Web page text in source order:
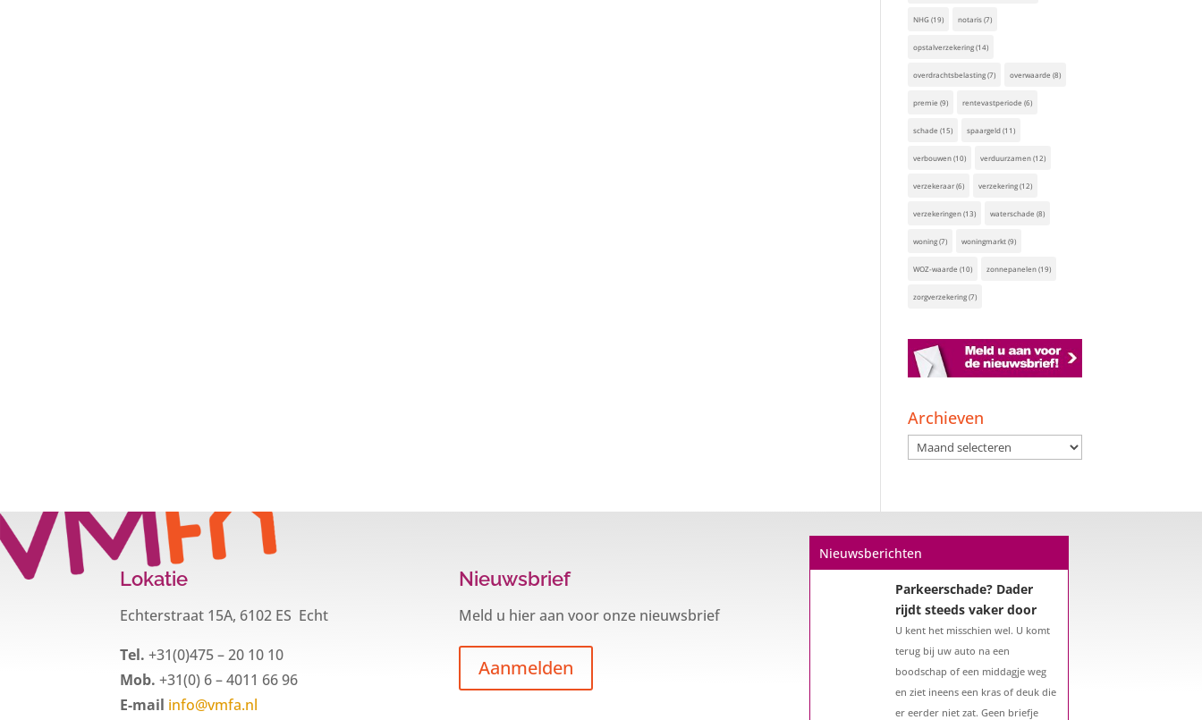
NHG(19) notaris(7)
opstalverzekering(14)
overdrachtsbelasting(7) overwaarde (8)
premie (9) rentevastperiode (6)
schade (15) spaargeld(11)
verbouwen(10) verduurzamen(12)
verzekeraar(6) verzekering(12)
verzekeringen(13) waterschade (8)
woning(7) woningmarkt(9)
WOZ-waarde (10) zonnepanelen(19)
zorgverzekering(7)
Archieven
Archieven
Lokatie
Echterstraat 15A, 6102 ES Echt
Tel. +31(0)475 – 20 10 10
Mob. +31(0) 6 – 4011 66 96
E-mail info@vmfa.nl
Nieuwsbrief
Meld u hier aan voor onze nieuwsbrief
Aanmelden
Nieuwsberichten
Een hypotheek na uw
mogelijkheden
De woningmarkt is nog steeds in
beweging. Misschien denkt u na
hypotheek als u 57 jaar of ouder
bent?...
Parkeerschade? Dader
rijdt steeds vaker door
U kent het misschien wel. U komt
terug bij uw auto na een
boodschap of een middagje weg
en ziet ineens een kras of deuk die
er eerder niet zat. Geen briefje